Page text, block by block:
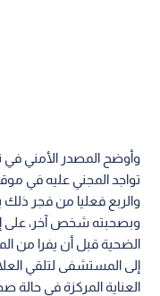
وأوضح المصدر الأمني في
تواجد المجني عليه في
والربع فعليا من فجر ذلك
وبصحبته شخص آخر، على
الضحية قبل أن يفرا من
إلى المستشفى لتلقي
العناية المركزة في حالة